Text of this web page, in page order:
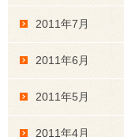
2011年7月
2011年6月
2011年5月
2011年4月